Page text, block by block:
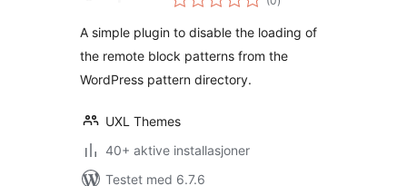
vurderinger
A simple plugin to disable the loading of
the remote block patterns from the
WordPress pattern directory.
UXL Themes
40+ aktive installasjoner
Testet med 6.7.6